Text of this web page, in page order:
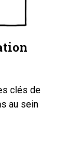
clés de
au sein